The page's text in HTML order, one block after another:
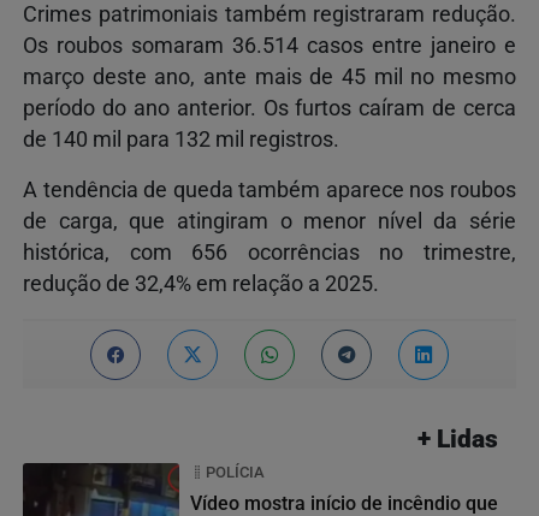
Crimes patrimoniais também registraram redução.
Os roubos somaram 36.514 casos entre janeiro e
março deste ano, ante mais de 45 mil no mesmo
período do ano anterior. Os furtos caíram de cerca
de 140 mil para 132 mil registros.
A tendência de queda também aparece nos roubos
de carga, que atingiram o menor nível da série
histórica, com 656 ocorrências no trimestre,
redução de 32,4% em relação a 2025.
+ Lidas
POLÍCIA
Vídeo mostra início de incêndio que